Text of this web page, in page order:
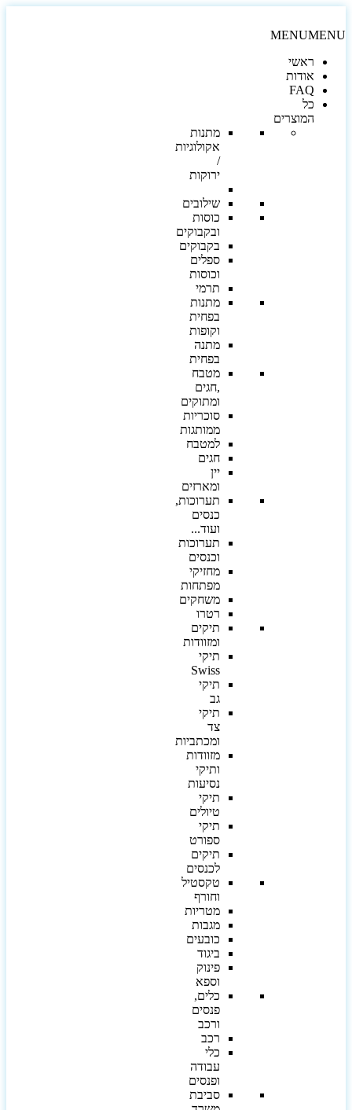
MENU
ראשי
אודות
FAQ
כל
המוצרים
מתנות
אקולוגיות
ירוקות
שילובים
כוסות
ובקבוקים
בקבוקים
ספלים
וכוסות
תרמי
מתנות
בפחית
וקופות
מתנה
בפחית
מטבח
,חגים
ומתוקים
סוכריות
ממותגות
למטבח
חגים
יין
ומארזים
תערוכות,
כנסים
ועוד...
תערוכות
וכנסים
מחזיקי
מפתחות
משחקים
רטרו
תיקים
ומזוודות
תיקי
Swiss
תיקי
תיקי
ומכתביות
מזוודות
ותיקי
נסיעות
תיקי
טיולים
תיקי
ספורט
תיקים
לכנסים
טקסטיל
וחורף
מטריות
מגבות
כובעים
ביגוד
פינוק
וספא
כלים,
פנסים
ורכב
רכב
כלי
עבודה
ופנסים
סביבת